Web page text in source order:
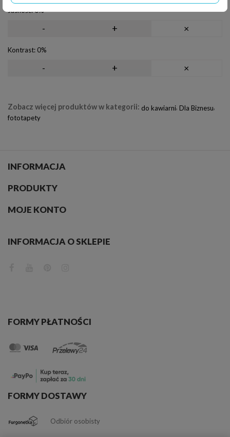
Jasność:0%
- + ×
Kontrast: 0%
- + ×
Zobacz więcej produktów w kategorii: do kawiarni, Dla Biznesu,
fototapety
INFORMACJA
PRODUKTY
MOJE KONTO
INFORMACJA O SKLEPIE
FORMY PŁATNOŚCI
FORMY DOSTAWY
Odbiór osobisty